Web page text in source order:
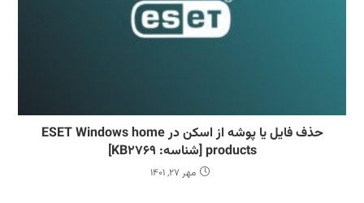
حذف فایل‌ یا پوشه‌ از اسکن در ESET Windows home
products [شناسه: KB2769]
مهر 27, 1401